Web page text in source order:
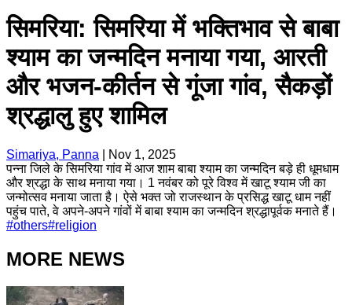
सिमरिया: सिमरिया में भक्तिभाव से बाबा
श्याम का जन्मदिन मनाया गया, आरती
और भजन-कीर्तन से गूंजा गांव, सैकड़ों
श्रद्धालु हुए शामिल
Simariya, Panna
Nov 1, 2025
पन्ना जिले के सिमरिया गांव में आज शाम बाबा श्याम का जन्मदिन बड़े ही धूमधाम
और श्रद्धा के साथ मनाया गया। 1 नवंबर को पूरे विश्व में खाटू श्याम जी का
जन्मोत्सव मनाया जाता है। ऐसे भक्त जो राजस्थान के प्रसिद्ध खाटू धाम नहीं
पहुंच पाते, वे अपने-अपने गांवों में बाबा श्याम का जन्मदिन श्रद्धापूर्वक मनाते हैं।
#others#religion
MORE NEWS